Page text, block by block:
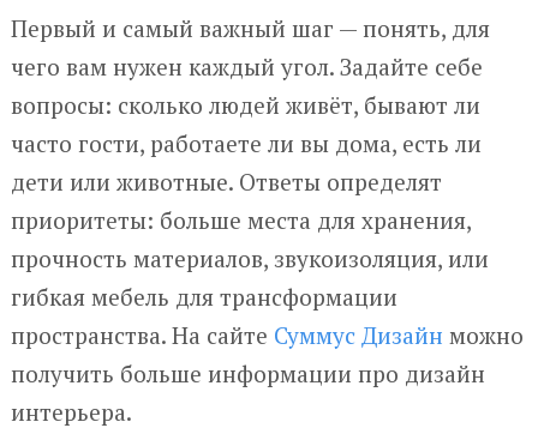
Первый и самый важный шаг — понять, для
чего вам нужен каждый угол. Задайте себе
вопросы: сколько людей живёт, бывают ли
часто гости, работаете ли вы дома, есть ли
дети или животные. Ответы определят
приоритеты: больше места для хранения,
прочность материалов, звукоизоляция, или
гибкая мебель для трансформации
пространства. На сайте Суммус Дизайн можно
получить больше информации про дизайн
интерьера.